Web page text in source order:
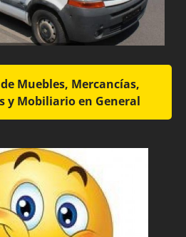
Muebles, Mercancías,
y Mobiliario en General